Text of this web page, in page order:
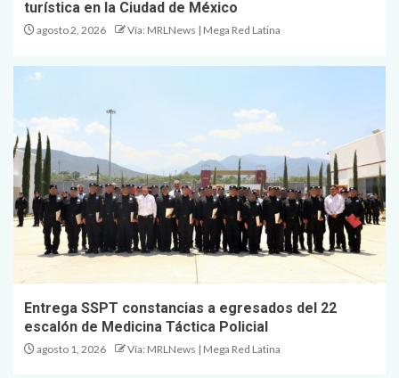
turística en la Ciudad de México
agosto 2, 2026 Vía: MRLNews | Mega Red Latina
Entrega SSPT constancias a egresados del 22
escalón de Medicina Táctica Policial
agosto 1, 2026 Vía: MRLNews | Mega Red Latina